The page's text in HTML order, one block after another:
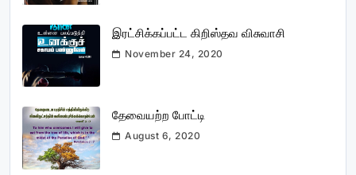
இரட்சிக்கப்பட்ட கிறிஸ்தவ விசுவாசி
November 24, 2020
தேவையற்ற போட்டி
August 6, 2020